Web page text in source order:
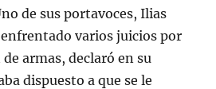
de sus portavoces, Ilias
varios juicios por
armas, declaró en su
dispuesto a que se le